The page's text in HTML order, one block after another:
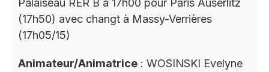
(17h50) avec changt à Massy-Verrières
(17h05/15)
Animateur/Animatrice : WOSINSKI Evelyne